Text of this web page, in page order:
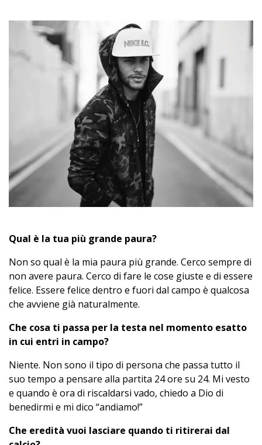
Qual è la tua più grande paura?
Non so qual è la mia paura più grande. Cerco sempre di
non avere paura. Cerco di fare le cose giuste e di essere
felice. Essere felice dentro e fuori dal campo è qualcosa
che avviene già naturalmente.
Che cosa ti passa per la testa nel momento esatto
in cui entri in campo?
Niente. Non sono il tipo di persona che passa tutto il
suo tempo a pensare alla partita 24 ore su 24. Mi vesto
e quando è ora di riscaldarsi vado, chiedo a Dio di
benedirmi e mi dico “andiamo!”
Che eredità vuoi lasciare quando ti ritirerai dal